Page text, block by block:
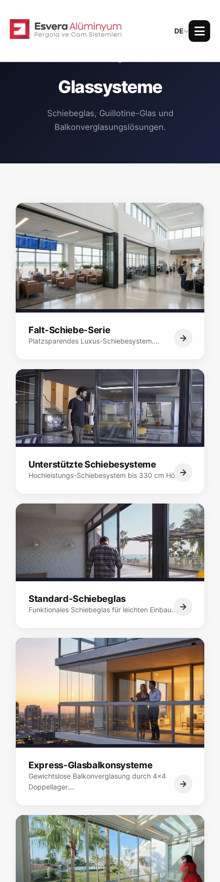
DE
Glassysteme
Schiebeglas, Guillotine-Glas und
Balkonverglasungslösungen.
Falt-Schiebe-Serie
Platzsparendes Luxus-Schiebesystem.…
Unterstützte Schiebesysteme
Hochleistungs-Schiebesystem bis 330 cm Höhe.…
Standard-Schiebeglas
Funktionales Schiebeglas für leichten Einbau.…
Express-Glasbalkonsysteme
Gewichtslose Balkonverglasung durch 4x4
Doppellager.…